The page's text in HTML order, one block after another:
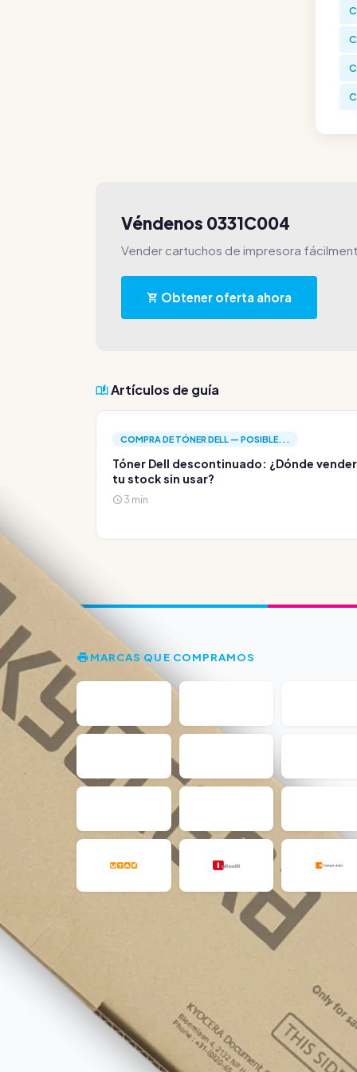
Véndenos 0331C004
Vender cartuchos de impresora
Obtener oferta ahora
Artículos de guía
COMPRA DE TÓNER DELL — POSIBLE...
Tóner Dell descontinuado: ¿Dónde vender
tu stock sin usar?
3 min
MARCAS QUE COMPRAMOS